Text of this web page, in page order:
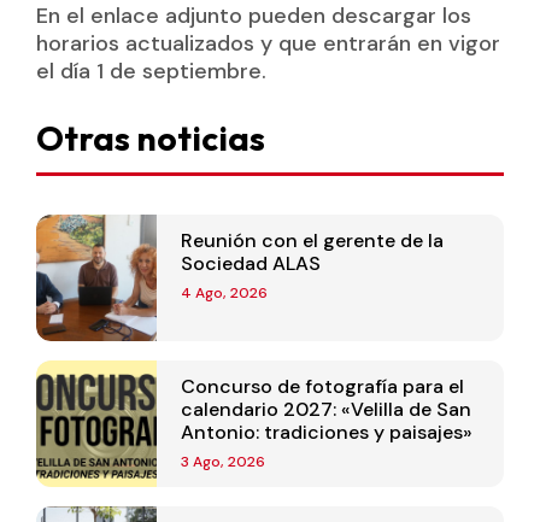
En el enlace adjunto pueden descargar los
horarios actualizados y que entrarán en vigor
el día 1 de septiembre.
Otras noticias
Reunión con el gerente de la
Sociedad ALAS
4 Ago, 2026
Concurso de fotografía para el
calendario 2027: «Velilla de San
Antonio: tradiciones y paisajes»
3 Ago, 2026